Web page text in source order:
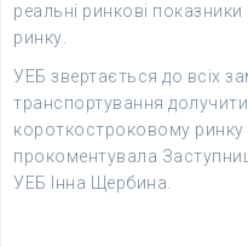
реальні ринкові
ринку.
УЕБ звертається до всіх
транспортування
короткостроковому ринку
прокоментувала
УЕБ Інна Щербина.